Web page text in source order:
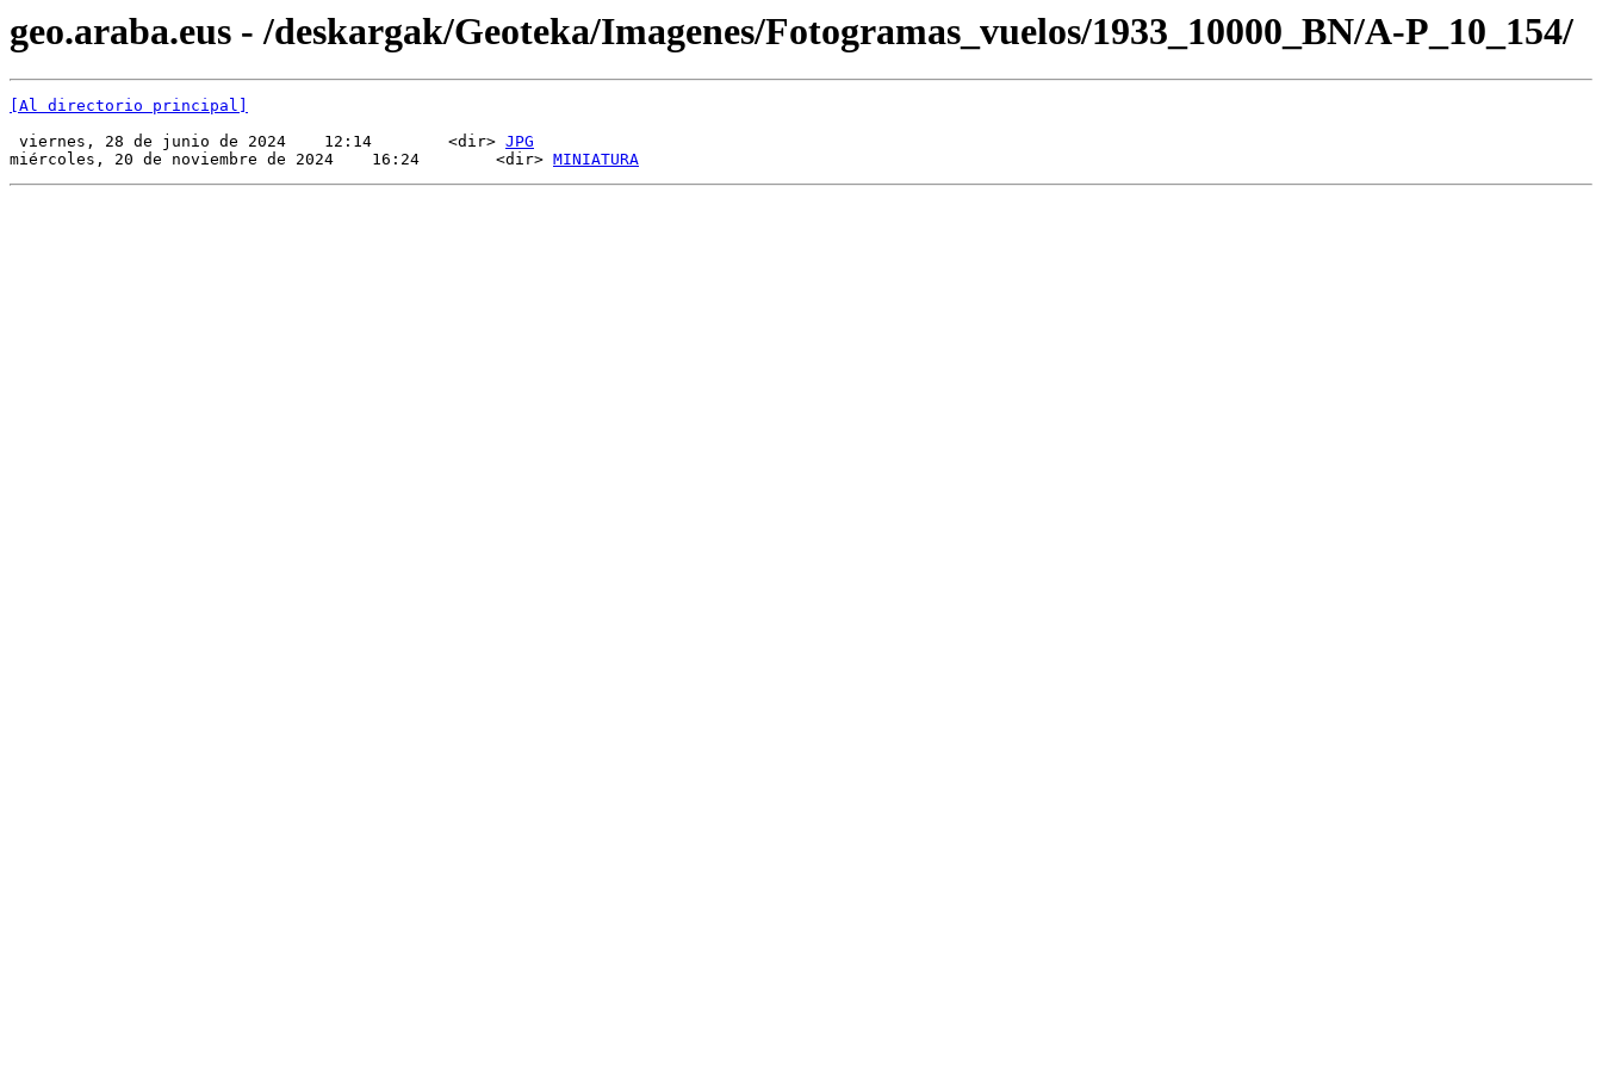
geo.araba.eus - /deskargak/Geoteka/Imagenes/Fotogramas_vuelos/1933_10000_BN/A-P_10_154/
[Al directorio principal]
viernes, 28 de junio de 2024    12:14        <dir> JPG
miércoles, 20 de noviembre de 2024    16:24        <dir> MINIATURA